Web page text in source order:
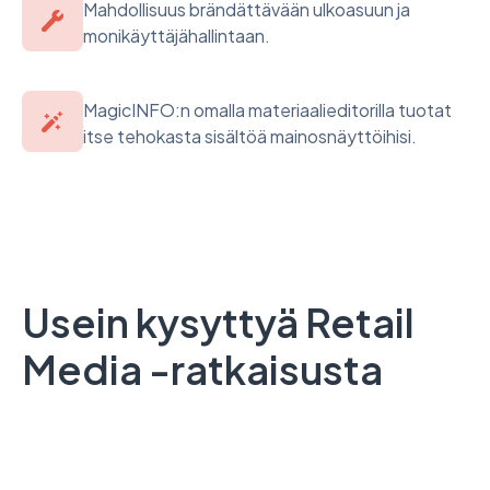
Mahdollisuus brändättävään ulkoasuun ja
monikäyttäjähallintaan.
MagicINFO:n omalla materiaalieditorilla tuotat
itse tehokasta sisältöä mainosnäyttöihisi.
Usein kysyttyä Retail
Media -ratkaisusta